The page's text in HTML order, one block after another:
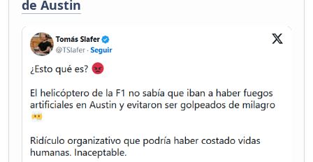
de Austin